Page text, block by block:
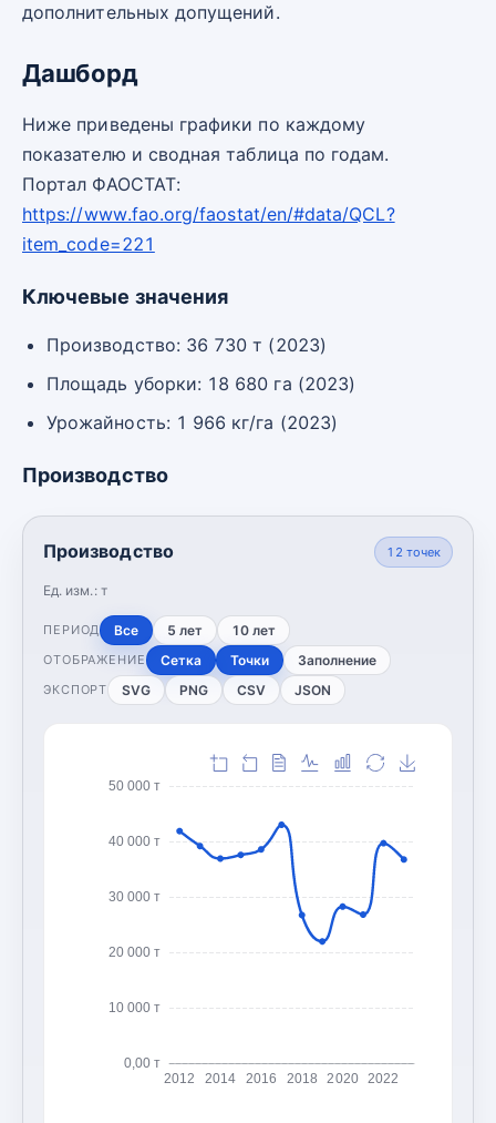
дополнительных допущений.
Дашборд
Ниже приведены графики по каждому
показателю и сводная таблица по годам.
Портал ФАОСТАТ:
https://www.fao.org/faostat/en/#data/QCL?
item_code=221
Ключевые значения
Производство: 36 730 т (2023)
Площадь уборки: 18 680 га (2023)
Урожайность: 1 966 кг/га (2023)
Производство
Производство
Ед. изм.: т
12 точек
ПЕРИОД Все 5 лет 10 лет
ОТОБРАЖЕНИЕ Сетка Точки Заполнение
ЭКСПОРТ SVG PNG CSV JSON
0,00 т
10 000 т
20 000 т
30 000 т
40 000 т
50 000 т
2012 2014 2016 2018 2020 2022